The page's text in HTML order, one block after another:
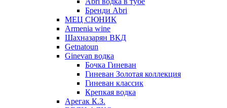
Бренди Abri
МЕЦ СЮНИК
Armenia wine
Шахназарян ВКД
Getnatoun
Ginevan водка
Бочка Гиневан
Гиневан Золотая коллекция
Гиневан классик
Крепкая водка
Арегак К.З.